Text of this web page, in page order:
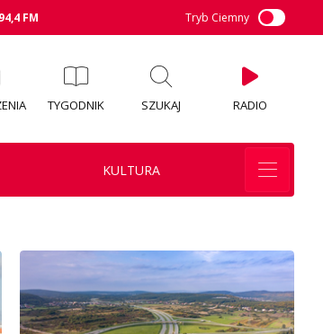
94,4 FM Tryb Ciemny
TYGODNIK SZUKAJ RADIO
KULTURA